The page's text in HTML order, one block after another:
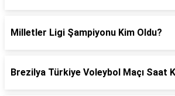
Milletler Ligi Şampiyonu Kim Oldu?
Brezilya Türkiye Voleybol Maçı Saat